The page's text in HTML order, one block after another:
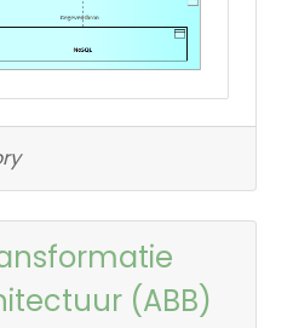
(ABB)